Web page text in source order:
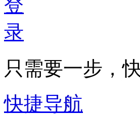
只需要一步，
快捷导航